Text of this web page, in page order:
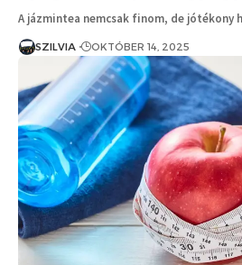
A jázmintea nemcsak finom, de jótékony
SZILVIA OKTÓBER 14, 2025